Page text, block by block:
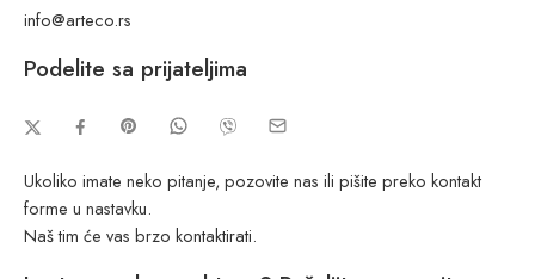
info@arteco.rs
Podelite sa prijateljima
Ukoliko imate neko pitanje, pozovite nas ili pišite preko kontakt
forme u nastavku.
Naš tim će vas brzo kontaktirati.